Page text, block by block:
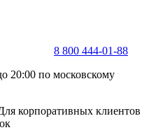
8 800 444-01-88
20:00 по московскому
корпоративных клиентов